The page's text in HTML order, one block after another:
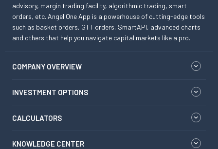
advisory, margin trading facility, algorithmic trading, smart
orders, etc. Angel One App is a powerhouse of cutting-edge tools
such as basket orders, GTT orders, SmartAPI, advanced charts
and others that help you navigate capital markets like a pro.
COMPANY OVERVIEW
INVESTMENT OPTIONS
CALCULATORS
KNOWLEDGE CENTER